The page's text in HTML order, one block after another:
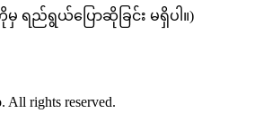
ည်ရွယ်ပြောဆိုခြင်း မရှိပါ။)
All rights reserved.